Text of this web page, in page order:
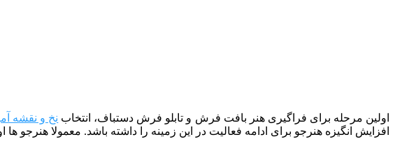
اولین مرحله برای فراگیری هنر بافت فرش و تابلو فرش دستباف، انتخاب نخ و نقشه
افزایش انگیزه هنرجو برای ادامه فعالیت در این زمینه را داشته باشد. معمولا هنرجو